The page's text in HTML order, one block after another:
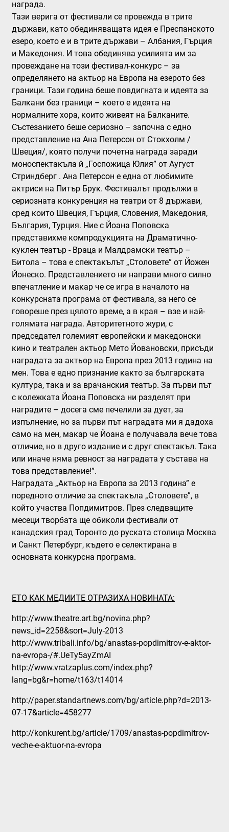
награда.
Тази верига от фестивали се провежда в трите
държави, като обединяващата идея е Преспанското
езеро, което е и в трите държави – Албания, Гърция
и Македония. И това обединява усилията им за
провеждане на този фестивал-конкурс – за
определянето на актьор на Европа на езерото без
граници. Тази година беше повдигната и идеята за
Балкани без граници – което е идеята на
нормалните хора, които живеят на Балканите.
Състезанието беше сериозно – започна с едно
представление на Ана Петерсон от Стокхолм /
Швеция/, която получи почетна награда заради
моноспектакъла й „Госпожица Юлия” от Аугуст
Стриндберг . Ана Петерсон е една от любимите
актриси на Питър Брук. Фестивалът продължи в
сериозната конкуренция на театри от 8 държави,
сред които Швеция, Гърция, Словения, Македония,
България, Турция. Ние с Йоана Поповска
представихме компродукцията на Драматично-
куклен театър - Враца и Малдрамски театър –
Битола – това е спектакълът „Столовете” от Йожен
Йонеско. Представлението ни направи много силно
впечатление и макар че се игра в началото на
конкурсната програма от фестивала, за него се
говореше през цялото време, а в края – взе и най-
голямата награда. Авторитетното жури, с
председател големият европейски и македонски
кино и театрален актьор Мето Йовановски, присъди
наградата за актьор на Европа през 2013 година на
мен. Това е едно признание както за българската
култура, така и за врачанския театър. За първи път
с колежката Йоана Поповска ни разделят при
наградите – досега сме печелили за дует, за
изпълнение, но за първи път наградата ми я дадоха
само на мен, макар че Йоана е получавала вече това
отличие, но в друго издание и с друг спектакъл. Така
или иначе няма ревност за наградата у състава на
това представление!”.
Наградата „Актьор на Европа за 2013 година” е
поредното отличие за спектакъла „Столовете”, в
който участва Попдимитров. През следващите
месеци творбата ще обиколи фестивали от
канадския град Торонто до руската столица Москва
и Санкт Петербург, където е селектирана в
основната конкурсна програма.
ЕТО КАК МЕДИИТЕ ОТРАЗИХА НОВИНАТА:
http://www.theatre.art.bg/novina.php?
news_id=2258&sort=July-2013
http://www.tribali.info/bg/anastas-popdimitrov-e-aktor-
na-evropa-/#.UeTy5ayZmAI
http://www.vratzaplus.com/index.php?
lang=bg&r=home/t163/t14014
http://paper.standartnews.com/bg/article.php?d=2013-
07-17&article=458277
http://konkurent.bg/article/1709/anastas-popdimitrov-
veche-e-aktuor-na-evropa